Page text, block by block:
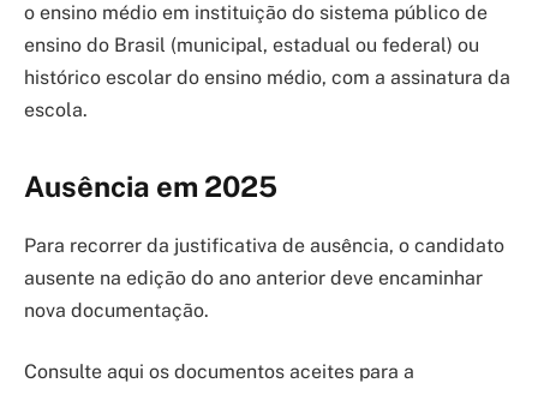
o ensino médio em instituição do sistema público de
ensino do Brasil (municipal, estadual ou federal) ou
histórico escolar do ensino médio, com a assinatura da
escola.
Ausência em 2025
Para recorrer da justificativa de ausência, o candidato
ausente na edição do ano anterior deve encaminhar
nova documentação.
Consulte aqui os documentos aceites para a